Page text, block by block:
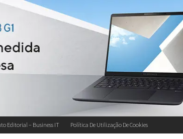
Editorial – Business IT Política De Utilização De Cookies